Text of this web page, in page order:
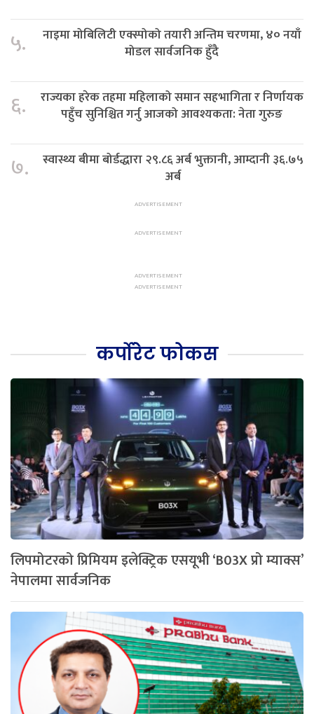
५.
नाइमा मोबिलिटी एक्स्पोको तयारी अन्तिम चरणमा, ४० नयाँ
मोडल सार्वजनिक हुँदै
६.
राज्यका हरेक तहमा महिलाको समान सहभागिता र निर्णायक
पहुँच सुनिश्चित गर्नु आजको आवश्यकता: नेता गुरुङ
७.
स्वास्थ्य बीमा बोर्डद्धारा २९.८६ अर्ब भुक्तानी, आम्दानी ३६.७५
अर्ब
कर्पोरेट फोकस
लिपमोटरको प्रिमियम इलेक्ट्रिक एसयूभी ‘B03X प्रो म्याक्स’
नेपालमा सार्वजनिक